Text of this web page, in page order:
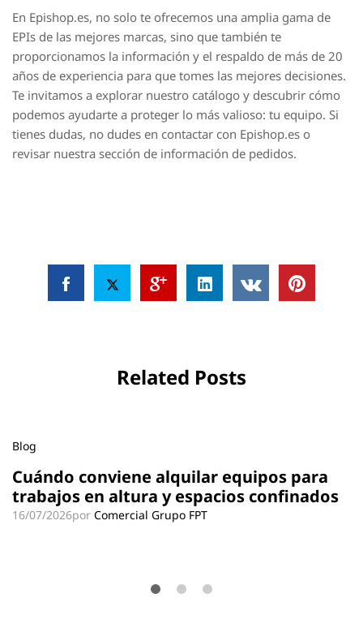
En Epishop.es, no solo te ofrecemos una amplia gama de
EPIs de las mejores marcas, sino que también te
proporcionamos la información y el respaldo de más de 20
años de experiencia para que tomes las mejores decisiones.
Te invitamos a explorar nuestro catálogo y descubrir cómo
podemos ayudarte a proteger lo más valioso: tu equipo. Si
tienes dudas, no dudes en contactar con Epishop.es o
revisar nuestra sección de información de pedidos.
Related Posts
Blog
Cuándo conviene alquilar equipos para
trabajos en altura y espacios confinados
16/07/2026por Comercial Grupo FPT